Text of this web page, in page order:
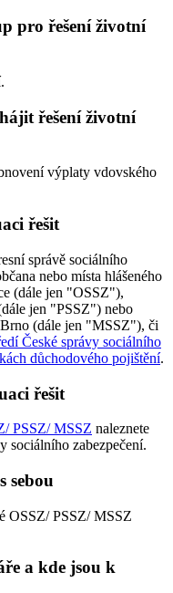
pro řešení životní
řešení životní
výplaty vdovského
řešit
správě sociálního
nebo místa hlášeného
(dále jen "OSSZ"),
jen "PSSZ") nebo
Brno (dále jen "MSSZ"), či
České správy sociálního
důchodového pojištění.
řešit
PSSZ/ MSSZ naleznete
sociálního zabezpečení.
sebou
OSSZ/ PSSZ/ MSSZ
a kde jsou k